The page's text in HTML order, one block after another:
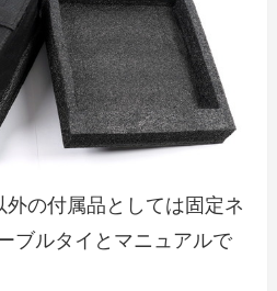
の付属品としては固定ネ
ブルタイとマニュアルで